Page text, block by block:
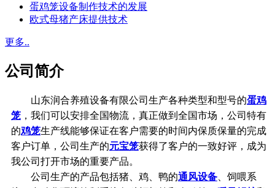
蛋鸡笼设备制作技术的发展
欧式母猪产床提供技术
更多..
公司简介
山东润合养殖设备有限公司生产各种类型和型号的蛋鸡
笼 ，我们可以安排全国物流，真正做到全国市场，公司特有
的鸡笼生产线能够保证在客户需要的时间内保质保量的完成
客户订单，公司生产的元宝笼获得了客户的一致好评，成为
我公司打开市场的重要产品。
公司生产的产品包括猪、鸡、鸭的通风设备、饲喂系